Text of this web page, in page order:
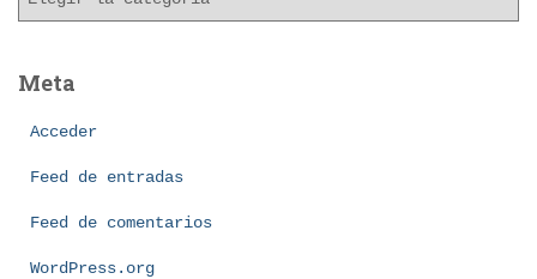
o
g
Meta
Acceder
Feed de entradas
Feed de comentarios
WordPress.org